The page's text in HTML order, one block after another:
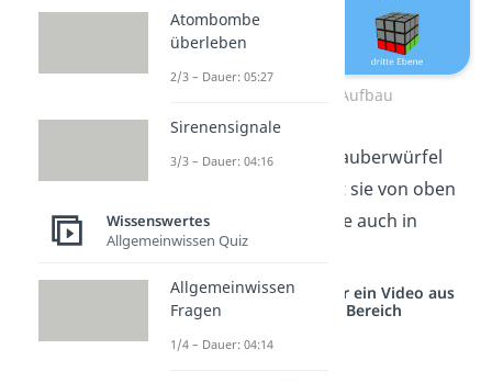
Zauberwürfel Aufbau
Außerdem hat jeder Zauberwürfel
. Du zählst sie von oben
nach unten und löst sie auch in
dieser Reihenfolge
Studyflix vernetzt: Hier ein Video aus
einem anderen Bereich
Atombombe
überleben
2/3 – Dauer: 05:27
Sirenensignale
3/3 – Dauer: 04:16
Wissenswertes
Allgemeinwissen Quiz
Allgemeinwissen
Fragen
1/4 – Dauer: 04:14